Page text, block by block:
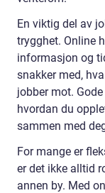
En viktig del av
trygghet. Online
informasjon og
snakker med,
jobber mot.
hvordan du
sammen med
For mange er
er det ikke alltid
annen by. Med